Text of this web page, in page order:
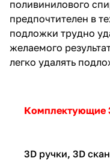
поливинилового
предпочтителен в
подложки трудно
желаемого
легко удалять
Комплектующие
3D ручки, 3D